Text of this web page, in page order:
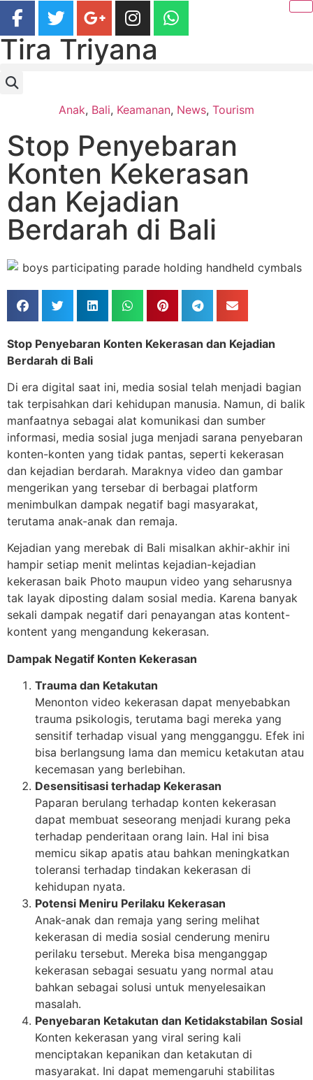
Tira Triyana
Anak, Bali, Keamanan, News, Tourism
Stop Penyebaran
Konten Kekerasan
dan Kejadian
Berdarah di Bali
Stop Penyebaran Konten Kekerasan dan Kejadian
Berdarah di Bali
Di era digital saat ini, media sosial telah menjadi bagian
tak terpisahkan dari kehidupan manusia. Namun, di balik
manfaatnya sebagai alat komunikasi dan sumber
informasi, media sosial juga menjadi sarana penyebaran
konten-konten yang tidak pantas, seperti kekerasan
dan kejadian berdarah. Maraknya video dan gambar
mengerikan yang tersebar di berbagai platform
menimbulkan dampak negatif bagi masyarakat,
terutama anak-anak dan remaja.
Kejadian yang merebak di Bali misalkan akhir-akhir ini
hampir setiap menit melintas kejadian-kejadian
kekerasan baik Photo maupun video yang seharusnya
tak layak diposting dalam sosial media. Karena banyak
sekali dampak negatif dari penayangan atas kontent-
kontent yang mengandung kekerasan.
Dampak Negatif Konten Kekerasan
Trauma dan Ketakutan
Menonton video kekerasan dapat menyebabkan
trauma psikologis, terutama bagi mereka yang
sensitif terhadap visual yang mengganggu. Efek ini
bisa berlangsung lama dan memicu ketakutan atau
kecemasan yang berlebihan.
Desensitisasi terhadap Kekerasan
Paparan berulang terhadap konten kekerasan
dapat membuat seseorang menjadi kurang peka
terhadap penderitaan orang lain. Hal ini bisa
memicu sikap apatis atau bahkan meningkatkan
toleransi terhadap tindakan kekerasan di
kehidupan nyata.
Potensi Meniru Perilaku Kekerasan
Anak-anak dan remaja yang sering melihat
kekerasan di media sosial cenderung meniru
perilaku tersebut. Mereka bisa menganggap
kekerasan sebagai sesuatu yang normal atau
bahkan sebagai solusi untuk menyelesaikan
masalah.
Penyebaran Ketakutan dan Ketidakstabilan Sosial
Konten kekerasan yang viral sering kali
menciptakan kepanikan dan ketakutan di
masyarakat. Ini dapat memengaruhi stabilitas